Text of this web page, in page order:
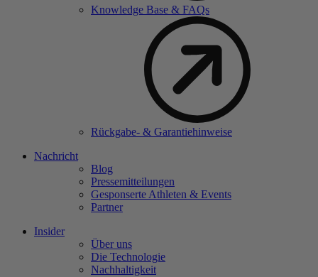
Knowledge Base & FAQs
Rückgabe- & Garantiehinweise
Nachricht
Blog
Pressemitteilungen
Gesponserte Athleten & Events
Partner
Insider
Über uns
Die Technologie
Nachhaltigkeit